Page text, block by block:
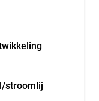
stroomlij